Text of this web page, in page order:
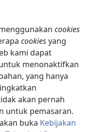
cookies
cookiesyang
kami dapat
menonaktifkan
yang hanya
akan pernah
untuk pemasaran.
buka Kebijakan